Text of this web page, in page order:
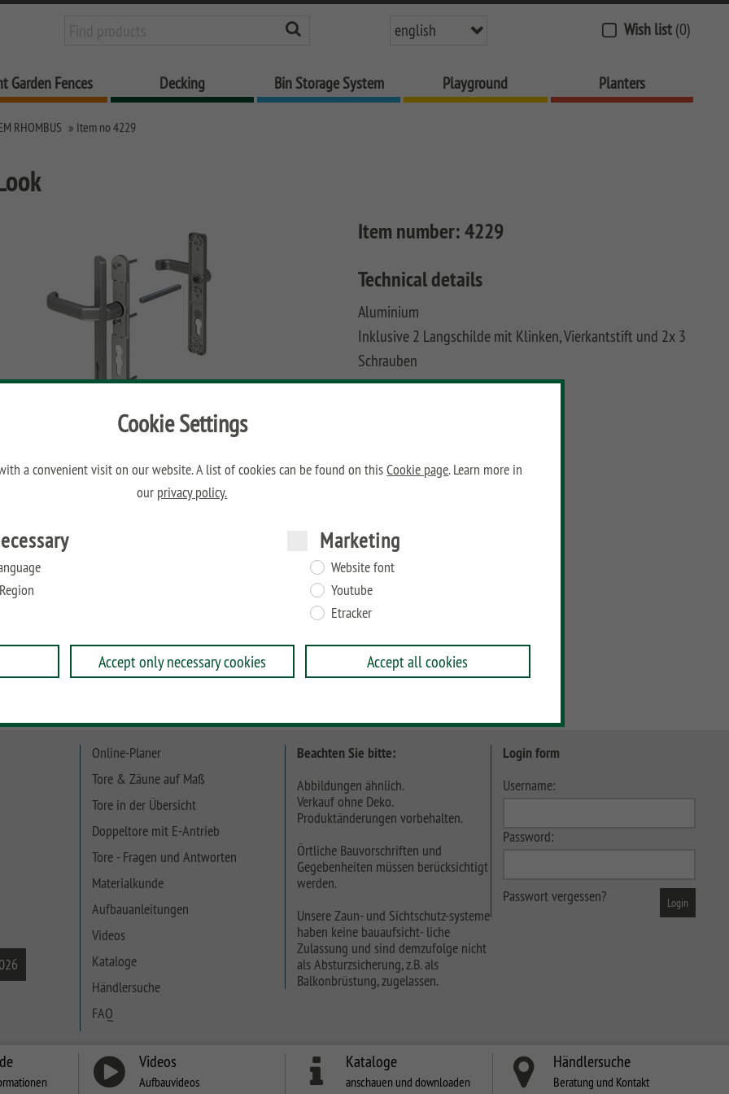
Cookie Settings
a convenient visit on our website. A list of cookies can be found on thisCookie page. Learn more in
our privacy policy.
Region
Marketing
Website font
Youtube
Etracker
Accept only necessary cookies Accept all cookies
english Wish list (0)
Garden Fences Decking Bin Storage System Playground Planters
RHOMBUS Item no 4229
bis max. 50 mm geeignet.
Item number:4229
Technical details
Aluminium
Inklusive 2 Langschilde mit Klinken, Vierkantstift und 2x 3
Schrauben
Maße Langschild: 245 x 35 x 10 mm
Recommended retail price:
89,90€
Online-Planer
Tore & Zäune auf Maß
Tore in der Übersicht
Doppeltore mit E-Antrieb
Tore - Fragen und Antworten
Materialkunde
Aufbauanleitungen
Videos
Kataloge
Händlersuche
FAQ
Beachten Sie bitte:
Abbildungen ähnlich.
Verkauf ohne Deko.
Produktänderungen vorbehalten.
Örtliche Bauvorschriften und
Gegebenheiten müssen berücksichtigt
werden.
Unsere Zaun- und Sichtschutz-systeme
haben keine bauaufsicht- liche
Zulassung und sind demzufolge nicht
als Absturzsicherung, z.B. als
Balkonbrüstung, zugelassen.
Login form
Username:
Password:
Passwort vergessen?
Videos
Aufbauvideos
Kataloge
anschauen und downloaden
Händlersuche
Beratung und Kontakt